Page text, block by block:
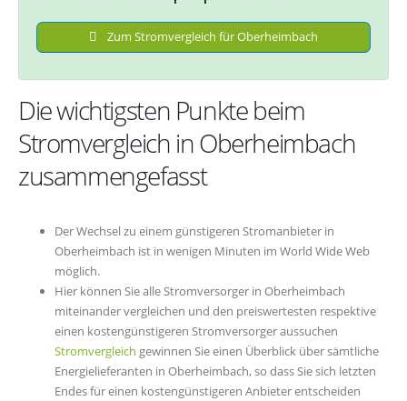
Zum Stromvergleich für Oberheimbach
Die wichtigsten Punkte beim
Stromvergleich in Oberheimbach
zusammengefasst
Der Wechsel zu einem günstigeren Stromanbieter in
Oberheimbach ist in wenigen Minuten im World Wide Web
möglich.
Hier können Sie alle Stromversorger in Oberheimbach
miteinander vergleichen und den preiswertesten respektive
einen kostengünstigeren Stromversorger aussuchen
Stromvergleich gewinnen Sie einen Überblick über sämtliche
Energielieferanten in Oberheimbach, so dass Sie sich letzten
Endes für einen kostengünstigeren Anbieter entscheiden